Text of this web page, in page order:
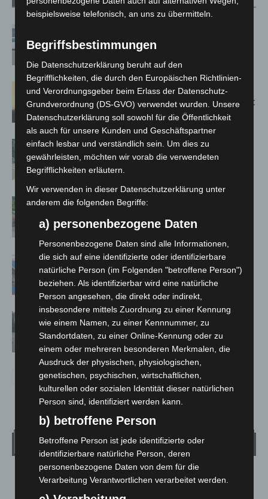
kehren nach Waldbrandeinsatz aus
Hannover: Erste Tigermücken-
Population in Niedersachsen entdeckt
Brand im „Haus der Begegnung“ in
Neuwarmbüchen schnell eingedämmt
Region Hannover: 21 neue
Notfallsanitäter starten beim Roten
Kreuz
Mann läuft mit Hockeyschläger über
A7 – Polizei sucht Zeugen
Hannover: Polizei stoppt 166
Trunkenheitsfahrten bei
Großkontrolle
Wetter
LANGENHAGEN
Bedeckt
beispielsweise telefonisch, an uns zu übermitteln.
Begriffsbestimmungen
Die Datenschutzerklärung beruht auf den
Begrifflichkeiten, die durch den Europäischen Richtlinien-
und Verordnungsgeber beim Erlass der Datenschutz-
Grundverordnung (DS-GVO) verwendet wurden. Unsere
Datenschutzerklärung soll sowohl für die Öffentlichkeit
als auch für unsere Kunden und Geschäftspartner
einfach lesbar und verständlich sein. Um dies zu
gewährleisten, möchten wir vorab die verwendeten
Begrifflichkeiten erläutern.
Wir verwenden in dieser Datenschutzerklärung unter
anderem die folgenden Begriffe:
a) personenbezogene Daten
Personenbezogene Daten sind alle Informationen,
die sich auf eine identifizierte oder identifizierbare
natürliche Person (im Folgenden "betroffene Person")
beziehen. Als identifizierbar wird eine natürliche
Person angesehen, die direkt oder indirekt,
insbesondere mittels Zuordnung zu einer Kennung
wie einem Namen, zu einer Kennnummer, zu
Standortdaten, zu einer Online-Kennung oder zu
einem oder mehreren besonderen Merkmalen, die
Ausdruck der physischen, physiologischen,
genetischen, psychischen, wirtschaftlichen,
kulturellen oder sozialen Identität dieser natürlichen
Person sind, identifiziert werden kann.
b) betroffene Person
Betroffene Person ist jede identifizierte oder
identifizierbare natürliche Person, deren
personenbezogene Daten von dem für die
Verarbeitung Verantwortlichen verarbeitet werden.